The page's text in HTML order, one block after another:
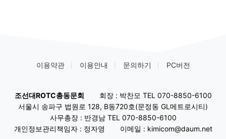
이용약관 이용안내 문의하기 PC버전
조선대ROTC총동문회
회장 : 박찬모 TEL 070-8850-6100
서울시 송파구 법원로 128, B동720호(문정동 GL메트로시티)
사무총장 : 반경남 TEL 070-8850-6100
개인정보관리책임자 : 정자영
이메일 : kimicom@daum.net